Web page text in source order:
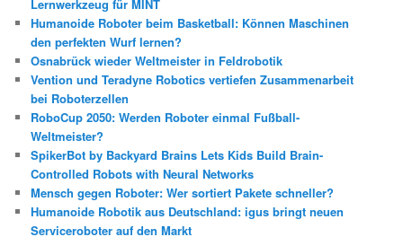
Lernwerkzeug für MINT
Humanoide Roboter beim Basketball: Können Maschinen
den perfekten Wurf lernen?
Osnabrück wieder Weltmeister in Feldrobotik
Vention und Teradyne Robotics vertiefen Zusammenarbeit
bei Roboterzellen
RoboCup 2050: Werden Roboter einmal Fußball-
Weltmeister?
SpikerBot by Backyard Brains Lets Kids Build Brain-
Controlled Robots with Neural Networks
Mensch gegen Roboter: Wer sortiert Pakete schneller?
Humanoide Robotik aus Deutschland: igus bringt neuen
Serviceroboter auf den Markt